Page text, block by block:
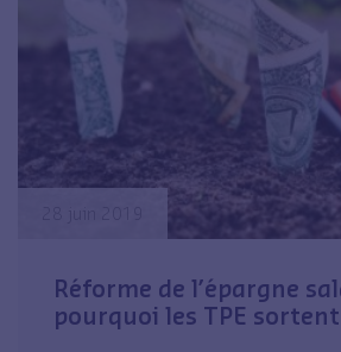
Réforme de l’épargne
pourquoi les TPE